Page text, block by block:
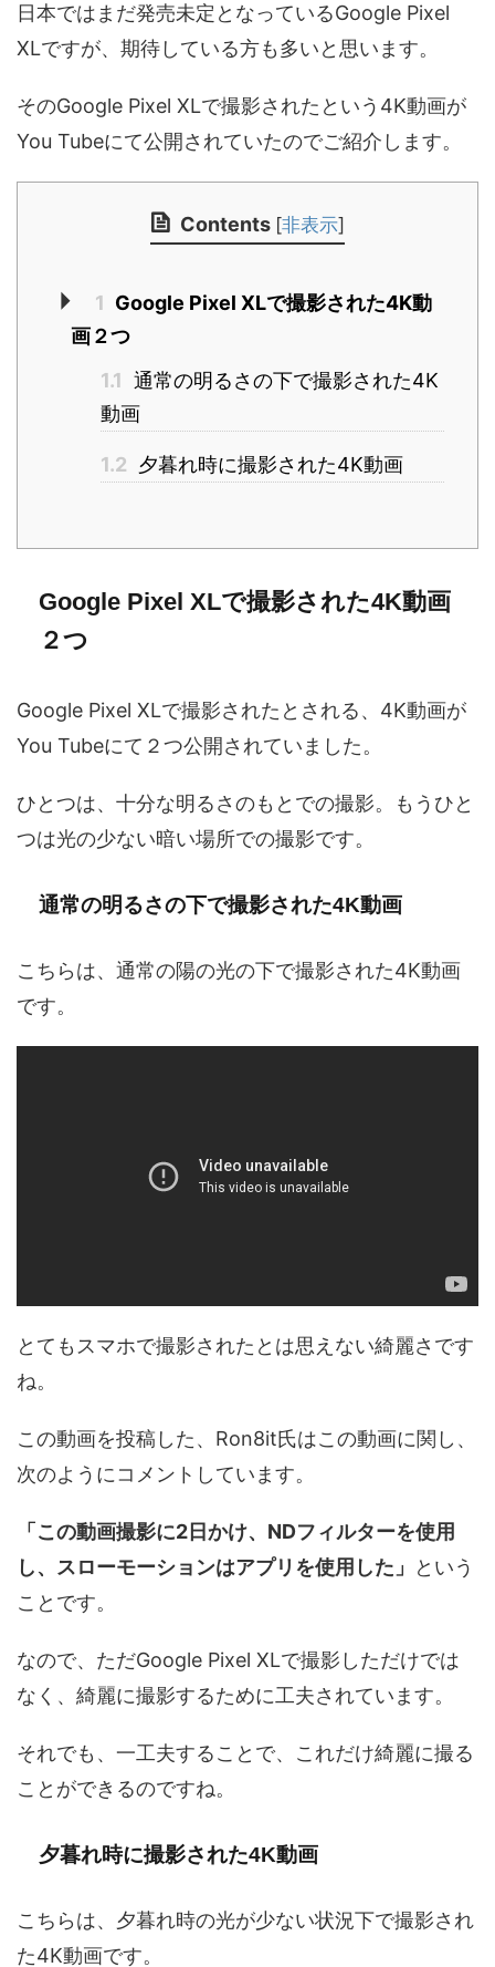
日本ではまだ発売未定となっているGoogle Pixel
XLですが、期待している方も多いと思います。
そのGoogle Pixel XLで撮影されたという4K動画が
You Tubeにて公開されていたのでご紹介します。
Contents [非表示]
1 Google Pixel XLで撮影された4K動
画２つ
1.1 通常の明るさの下で撮影された4K
動画
1.2 夕暮れ時に撮影された4K動画
Google Pixel XLで撮影された4K動画
２つ
Google Pixel XLで撮影されたとされる、4K動画が
You Tubeにて２つ公開されていました。
ひとつは、十分な明るさのもとでの撮影。もうひと
つは光の少ない暗い場所での撮影です。
通常の明るさの下で撮影された4K動画
こちらは、通常の陽の光の下で撮影された4K動画
です。
とてもスマホで撮影されたとは思えない綺麗さです
ね。
この動画を投稿した、Ron8it氏はこの動画に関し、
次のようにコメントしています。
「この動画撮影に2日かけ、NDフィルターを使用
し、スローモーションはアプリを使用した」
という
ことです。
なので、ただGoogle Pixel XLで撮影しただけでは
なく、綺麗に撮影するために工夫されています。
それでも、一工夫することで、これだけ綺麗に撮る
ことができるのですね。
夕暮れ時に撮影された4K動画
こちらは、夕暮れ時の光が少ない状況下で撮影され
た4K動画です。